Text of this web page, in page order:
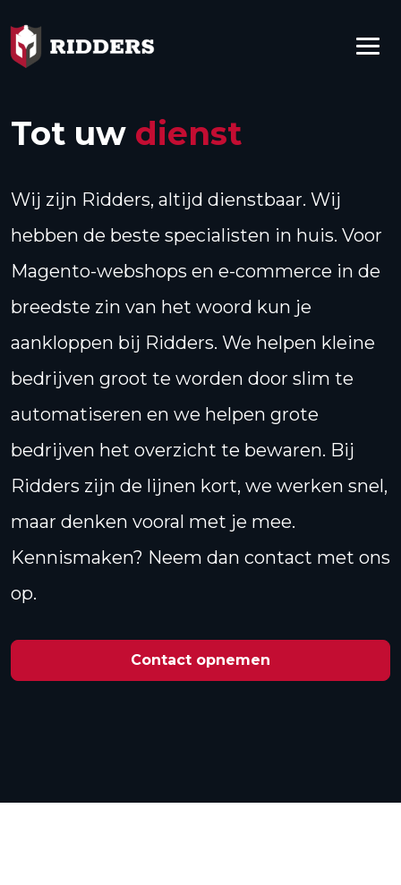
Tot uw dienst
Wij zijn Ridders, altijd dienstbaar. Wij
hebben de beste specialisten in huis. Voor
Magento-webshops en e-commerce in de
breedste zin van het woord kun je
aankloppen bij Ridders. We helpen kleine
bedrijven groot te worden door slim te
automatiseren en we helpen grote
bedrijven het overzicht te bewaren. Bij
Ridders zijn de lijnen kort, we werken snel,
maar denken vooral met je mee.
Kennismaken? Neem dan contact met ons
op.
Contact opnemen